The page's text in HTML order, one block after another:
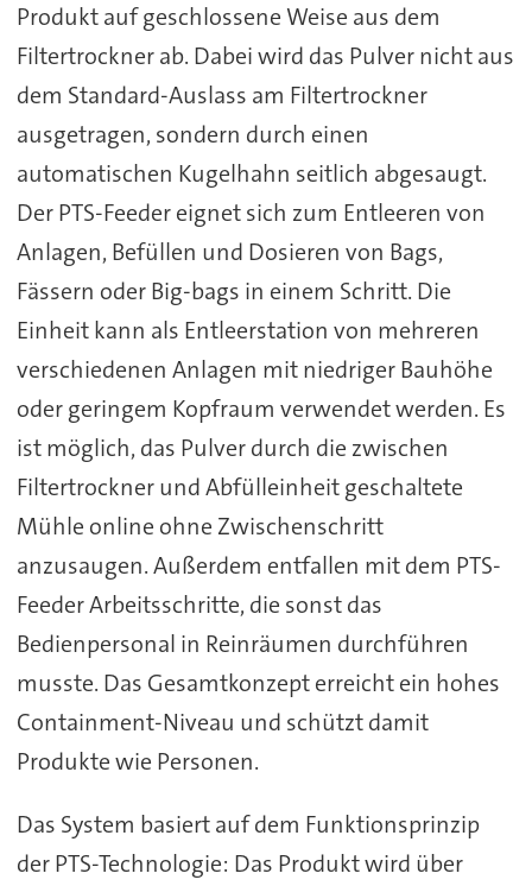
Produkt auf geschlossene Weise aus dem
Filtertrockner ab. Dabei wird das Pulver nicht aus
dem Standard-Auslass am Filtertrockner
ausgetragen, sondern durch einen
automatischen Kugelhahn seitlich abgesaugt.
Der PTS-Feeder eignet sich zum Entleeren von
Anlagen, Befüllen und Dosieren von Bags,
Fässern oder Big-bags in einem Schritt. Die
Einheit kann als Entleerstation von mehreren
verschiedenen Anlagen mit niedriger Bauhöhe
oder geringem Kopfraum verwendet werden. Es
ist möglich, das Pulver durch die zwischen
Filtertrockner und Abfülleinheit geschaltete
Mühle online ohne Zwischenschritt
anzusaugen. Außerdem entfallen mit dem PTS-
Feeder Arbeitsschritte, die sonst das
Bedienpersonal in Reinräumen durchführen
musste. Das Gesamtkonzept erreicht ein hohes
Containment-Niveau und schützt damit
Produkte wie Personen.
Das System basiert auf dem Funktionsprinzip
der PTS-Technologie: Das Produkt wird über